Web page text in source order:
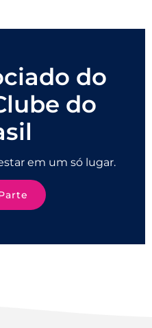
do
do
em um só lugar.